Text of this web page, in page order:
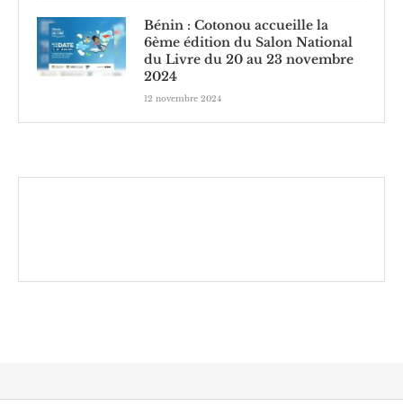
Bénin : Cotonou accueille la
6ème édition du Salon National
du Livre du 20 au 23 novembre
2024
12 novembre 2024